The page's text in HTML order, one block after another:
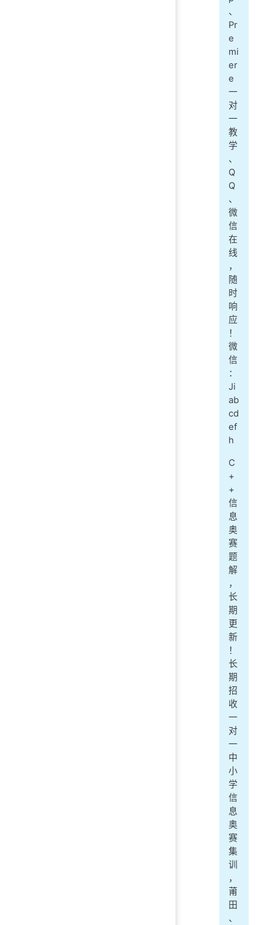
、
Pr
e
mi
er
e
一
对
一
教
学
、
Q
Q
、
微
信
在
线
，
随
时
响
应
！
微
信
：
Ji
ab
cd
ef
h
C
+
+
信
息
奥
赛
题
解
，
长
期
更
新
！
长
期
招
收
一
对
一
中
小
学
信
息
奥
赛
集
训
，
莆
田
、